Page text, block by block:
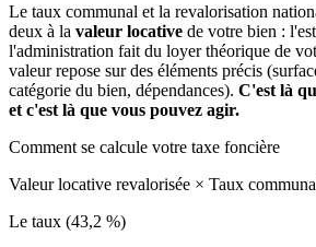
Le taux communal et la revalorisation
deux à la valeur locative de votre bien :
l'administration fait du loyer théorique de
valeur repose sur des éléments précis
catégorie du bien, dépendances). C'est là
et c'est là que vous pouvez agir.
Comment se calcule votre taxe foncière
Valeur locative revalorisée × Taux
Le taux (43,2 %)